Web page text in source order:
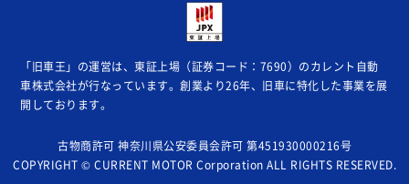
「旧車王」の運営は、東証上場（証券コード：7690）のカレント自動
車株式会社が行なっています。創業より26年、旧車に特化した事業を展
開しております。
古物商許可 神奈川県公安委員会許可 第451930000216号
COPYRIGHT © CURRENT MOTOR Corporation ALL RIGHTS RESERVED.